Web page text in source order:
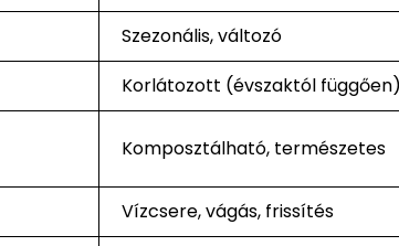
Szezonális, változó
Korlátozott (évszaktól függően)
Komposztálható, természetes
Vízcsere, vágás, frissítés